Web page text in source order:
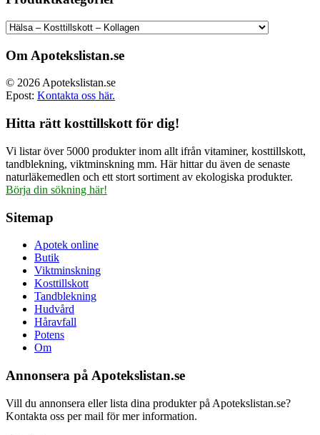
499.00 kr.
är:
374.00 kr.
Om Apotekslistan.se
© 2026 Apotekslistan.se
Epost: Kontakta oss här.
Hitta rätt kosttillskott för dig!
Vi listar över 5000 produkter inom allt ifrån vitaminer, kosttillskott,
tandblekning, viktminskning mm. Här hittar du även de senaste
naturläkemedlen och ett stort sortiment av ekologiska produkter.
Börja din sökning här!
Sitemap
Apotek online
Butik
Viktminskning
Kosttillskott
Tandblekning
Hudvård
Håravfall
Potens
Om
Annonsera på Apotekslistan.se
Vill du annonsera eller lista dina produkter på Apotekslistan.se?
Kontakta oss per mail för mer information.